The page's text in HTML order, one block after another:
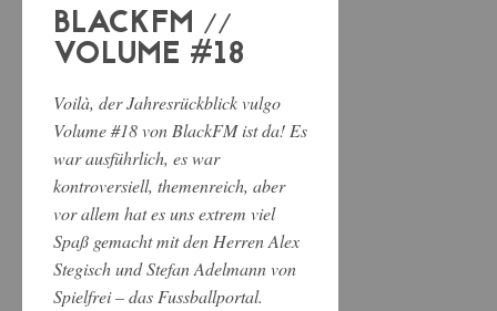
BLACKFM //
VOLUME #18
Voilà, der Jahresrückblick vulgo
Volume #18 von BlackFM ist da! Es
war ausführlich, es war
kontroversiell, themenreich, aber
vor allem hat es uns extrem viel
Spaß gemacht mit den Herren Alex
Stegisch und Stefan Adelmann von
Spielfrei – das Fussballportal.